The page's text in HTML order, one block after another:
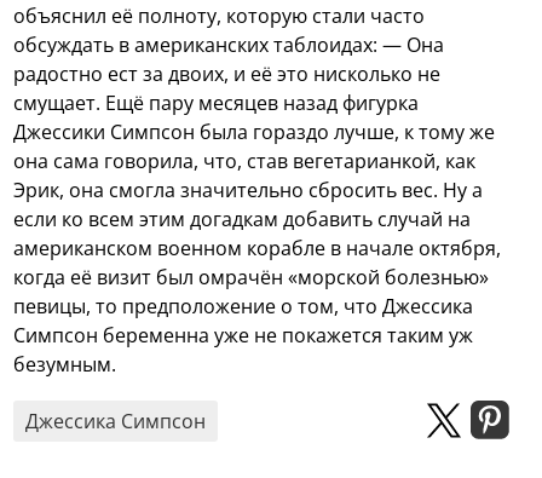
объяснил её полноту, которую стали часто
обсуждать в американских таблоидах: — Она
радостно ест за двоих, и её это нисколько не
смущает. Ещё пару месяцев назад фигурка
Джессики Симпсон была гораздо лучше, к тому же
она сама говорила, что, став вегетарианкой, как
Эрик, она смогла значительно сбросить вес. Ну а
если ко всем этим догадкам добавить случай на
американском военном корабле в начале октября,
когда её визит был омрачён «морской болезнью»
певицы, то предположение о том, что Джессика
Симпсон беременна уже не покажется таким уж
безумным.
Джессика Симпсон